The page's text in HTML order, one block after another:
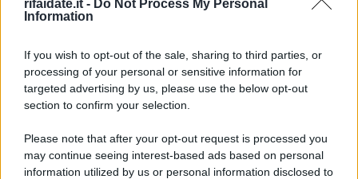
rifaidate.it - Do Not Process My Personal
Information
If you wish to opt-out of the sale, sharing to third parties, or
processing of your personal or sensitive information for
targeted advertising by us, please use the below opt-out
section to confirm your selection.
Please note that after your opt-out request is processed you
may continue seeing interest-based ads based on personal
information utilized by us or personal information disclosed to